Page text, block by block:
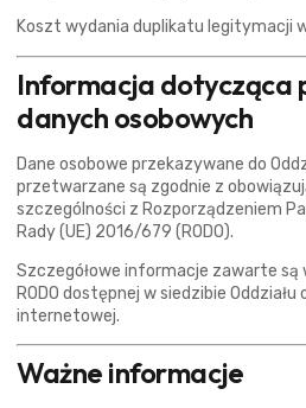
Koszt wydania duplikatu legitymacji
Informacja dotycząca
danych osobowych
Dane osobowe przekazywane do
przetwarzane są zgodnie z
szczególności z Rozporządzeniem
Rady (UE) 2016/679 (RODO).
Szczegółowe informacje zawarte są
RODO dostępnej w siedzibie
internetowej.
Ważne informacje